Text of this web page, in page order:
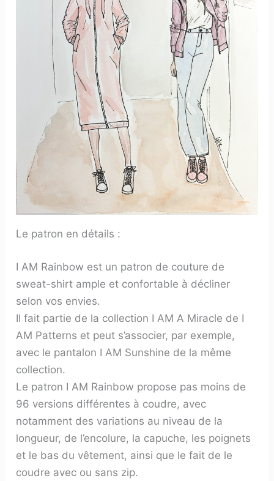
Le patron en détails :
I AM Rainbow est un patron de couture de
sweat-shirt ample et confortable à décliner
selon vos envies.
Il fait partie de la collection I AM A Miracle de I
AM Patterns et peut s’associer, par exemple,
avec le pantalon I AM Sunshine de la même
collection.
Le patron I AM Rainbow propose pas moins de
96 versions différentes à coudre, avec
notamment des variations au niveau de la
longueur, de l’encolure, la capuche, les poignets
et le bas du vêtement, ainsi que le fait de le
coudre avec ou sans zip.